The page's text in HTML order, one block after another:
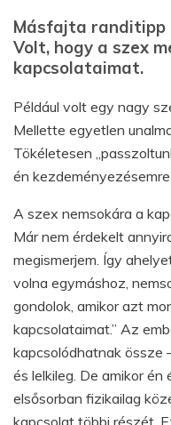
Másfajta randitipp
Volt, hogy a szex
kapcsolataimat.
Például volt egy nagy
Mellette egyetlen
Tökéletesen
én
A szex nemsokára a
Már nem érdekelt
megismerjem. Így
volna egymáshoz,
gondolok, amikor azt
kapcsolataimat.” Az
kapcsolódhatnak össze
és lelkileg. De amikor
elsősorban fizikailag
kapcsolat többi részét.